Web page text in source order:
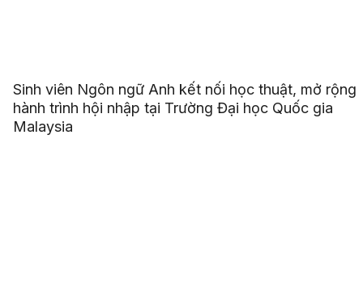
Sinh viên Ngôn ngữ Anh kết nối học thuật, mở rộng
hành trình hội nhập tại Trường Đại học Quốc gia
Malaysia